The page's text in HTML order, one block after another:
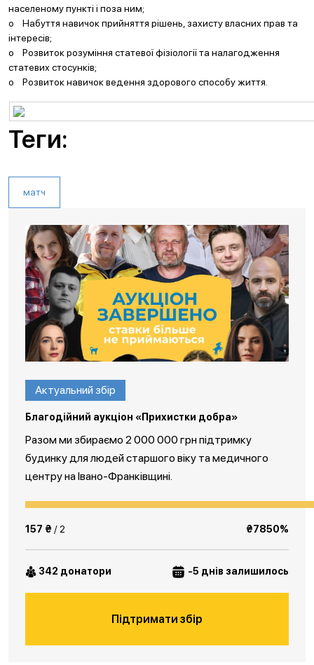
населеному пункті і поза ним;
o Набуття навичок прийняття рішень, захисту власних прав та
інтересів;
o Розвиток розуміння статевої фізіології та налагодження
статевих стосунків;
o Розвиток навичок ведення здорового способу життя.
Теги:
матч
Актуальний збір
Благодійний аукціон «Прихистки добра»
Разом ми збираємо 2 000 000 грн підтримку
будинку для людей старшого віку та медичного
центру на Івано-Франківщині.
157 ₴ / 2 ₴7850%
342 донатори -5 днів залишилось
Підтримати збір